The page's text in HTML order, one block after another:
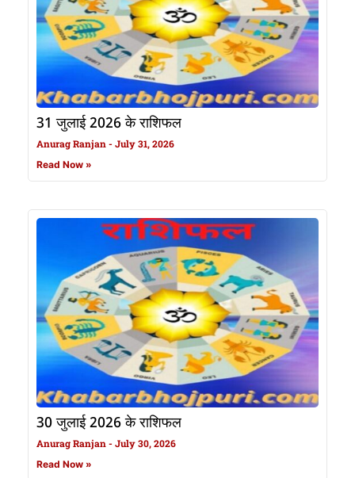
31 जुलाई 2026 के राशिफल
Anurag Ranjan July 31, 2026
Read Now »
30 जुलाई 2026 के राशिफल
Anurag Ranjan July 30, 2026
Read Now »